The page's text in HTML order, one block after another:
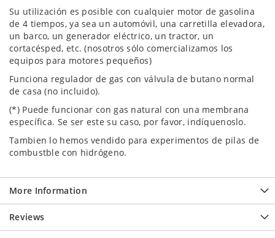
Su utilización es posible con cualquier motor de gasolina
de 4 tiempos, ya sea un automóvil, una carretilla elevadora,
un barco, un generador eléctrico, un tractor, un
cortacésped, etc. (nosotros sólo comercializamos los
equipos para motores pequeños)
Funciona regulador de gas con válvula de butano normal
de casa (no incluido).
(*) Puede funcionar con gas natural con una membrana
específica. Se ser este su caso, por favor, indíquenoslo.
Tambien lo hemos vendido para experimentos de pilas de
combustble con hidrógeno.
More Information
Reviews